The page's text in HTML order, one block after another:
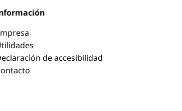
de accesibilidad